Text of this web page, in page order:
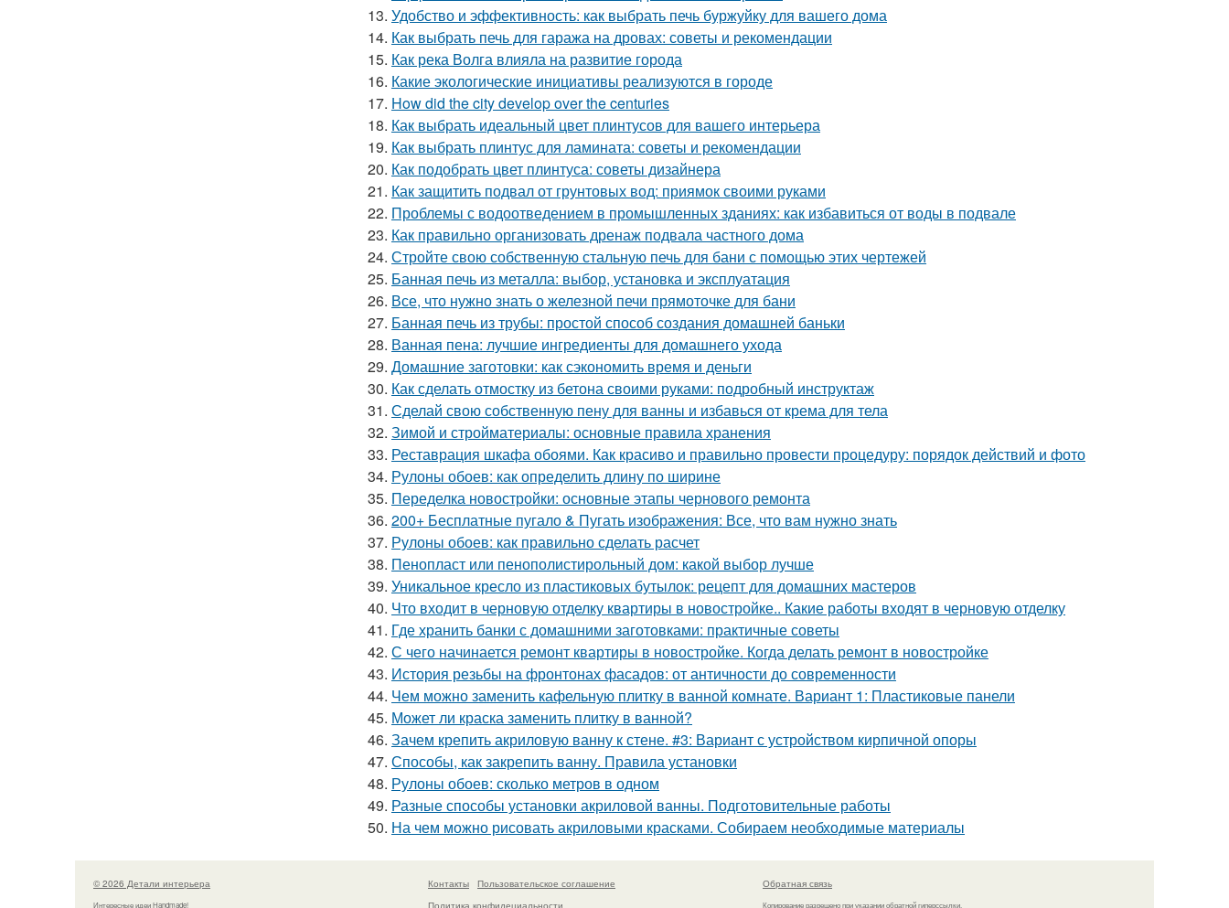
13. Удобство и эффективность: как выбрать печь буржуйку для вашего дома
14. Как выбрать печь для гаража на дровах: советы и рекомендации
15. Как река Волга влияла на развитие города
16. Какие экологические инициативы реализуются в городе
17. How did the city develop over the centuries
18. Как выбрать идеальный цвет плинтусов для вашего интерьера
19. Как выбрать плинтус для ламината: советы и рекомендации
20. Как подобрать цвет плинтуса: советы дизайнера
21. Как защитить подвал от грунтовых вод: приямок своими руками
22. Проблемы с водоотведением в промышленных зданиях: как избавиться от воды в подвале
23. Как правильно организовать дренаж подвала частного дома
24. Стройте свою собственную стальную печь для бани с помощью этих чертежей
25. Банная печь из металла: выбор, установка и эксплуатация
26. Все, что нужно знать о железной печи прямоточке для бани
27. Банная печь из трубы: простой способ создания домашней баньки
28. Ванная пена: лучшие ингредиенты для домашнего ухода
29. Домашние заготовки: как сэкономить время и деньги
30. Как сделать отмостку из бетона своими руками: подробный инструктаж
31. Сделай свою собственную пену для ванны и избавься от крема для тела
32. Зимой и стройматериалы: основные правила хранения
33. Реставрация шкафа обоями. Как красиво и правильно провести процедуру: порядок действий и фото
34. Рулоны обоев: как определить длину по ширине
35. Переделка новостройки: основные этапы чернового ремонта
36. 200+ Бесплатные пугало & Пугать изображения: Все, что вам нужно знать
37. Рулоны обоев: как правильно сделать расчет
38. Пенопласт или пенополистирольный дом: какой выбор лучше
39. Уникальное кресло из пластиковых бутылок: рецепт для домашних мастеров
40. Что входит в черновую отделку квартиры в новостройке.. Какие работы входят в черновую отделку
41. Где хранить банки с домашними заготовками: практичные советы
42. С чего начинается ремонт квартиры в новостройке. Когда делать ремонт в новостройке
43. История резьбы на фронтонах фасадов: от античности до современности
44. Чем можно заменить кафельную плитку в ванной комнате. Вариант 1: Пластиковые панели
45. Может ли краска заменить плитку в ванной?
46. Зачем крепить акриловую ванну к стене. #3: Вариант с устройством кирпичной опоры
47. Способы, как закрепить ванну. Правила установки
48. Рулоны обоев: сколько метров в одном
49. Разные способы установки акриловой ванны. Подготовительные работы
50. На чем можно рисовать акриловыми красками. Собираем необходимые материалы
© 2026 Детали интерьера
Интересные идеи Handmade!
Контакты
Пользовательское соглашение
Политика конфидециальности
Обратная связь
Копирование разрешено при указании обратной гиперссылки.